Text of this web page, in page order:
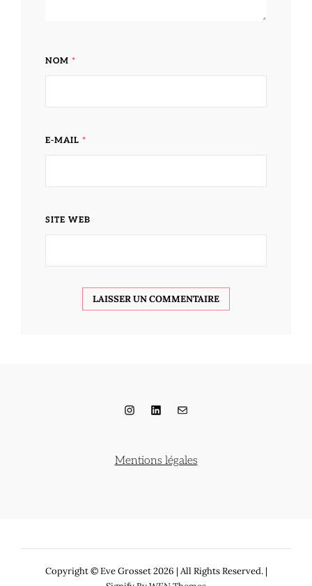
NOM *
E-MAIL *
SITE WEB
Instagram
LinkedIn
E-mail
Mentions légales
Copyright © Eve Grosset 2026 | All Rights Reserved. |